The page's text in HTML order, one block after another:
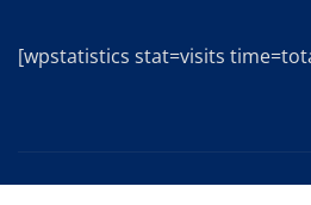
[wpstatistics stat=visits